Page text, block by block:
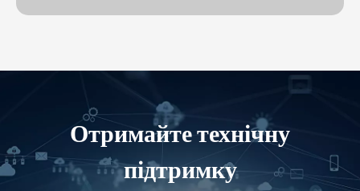
Отримайте технічну
підтримку